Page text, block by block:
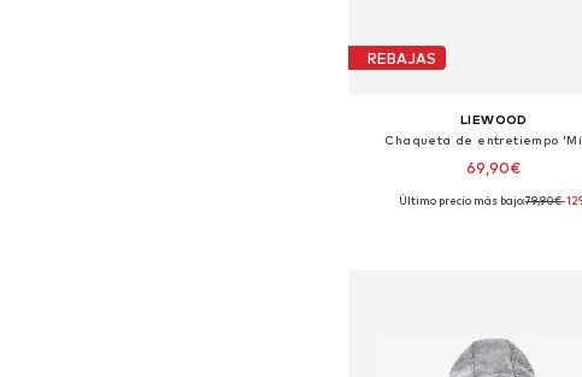
REBAJAS
LIEWOOD
Chaqueta de entretiempo
69,90€
Disponible en muchas tallas
Último precio más bajo:79,90€-